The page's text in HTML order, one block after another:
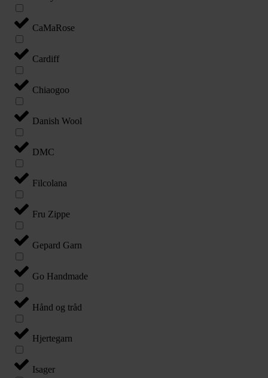
CaMaRose
Cardiff
Chiaogoo
Danish Wool
DMC
Filcolana
Fru Zippe
Gepard Garn
Go Handmade
Hånd og tråd
Hjertegarn
Isager